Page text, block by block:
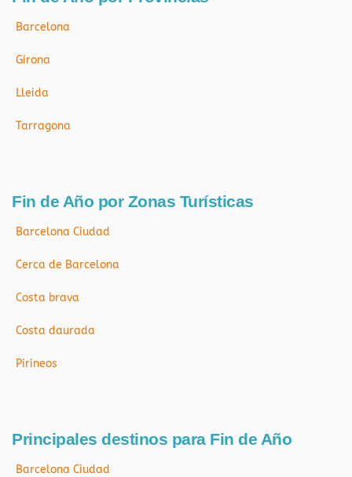
Barcelona
Girona
Lleida
Tarragona
Fin de Año por Zonas Turísticas
Barcelona Ciudad
Cerca de Barcelona
Costa brava
Costa daurada
Pirineos
Principales destinos para Fin de Año
Barcelona Ciudad